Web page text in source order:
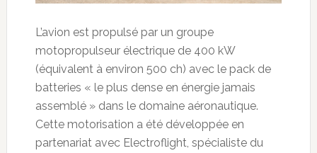
L’avion est propulsé par un groupe
motopropulseur électrique de 400 kW
(équivalent à environ 500 ch) avec le pack de
batteries « le plus dense en énergie jamais
assemblé » dans le domaine aéronautique.
Cette motorisation a été développée en
partenariat avec Electroflight, spécialiste du